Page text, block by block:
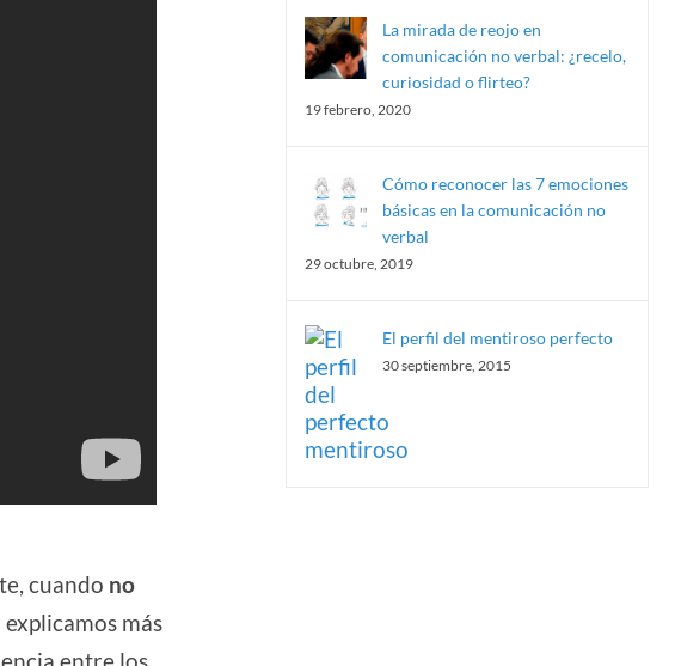
cuando no
más
La mirada de reojo en
comunicación no verbal: ¿recelo,
curiosidad o flirteo?
19 febrero, 2020
Cómo reconocer las 7 emociones
básicas en la comunicación no
verbal
29 octubre, 2019
El perfil del mentiroso perfecto
30 septiembre, 2015